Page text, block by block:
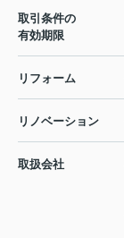
取引条件の
有効期限
リフォーム
リノベーション
取扱会社